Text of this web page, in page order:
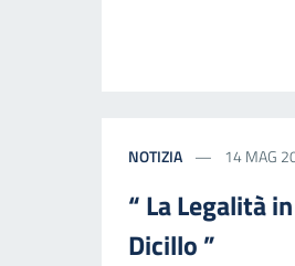
NOTIZIA 14 MAG
“ La Legalità
Dicillo ”